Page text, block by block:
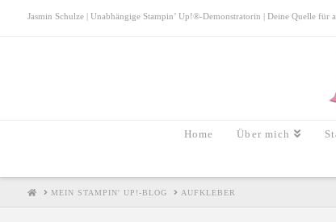
Jasmin Schulze | Unabhängige Stampin’ Up!®-Demonstratorin | Deine Quelle
Home Über mich
HOMEMEIN STAMPIN' UP!-BLOG AUFKLEBER